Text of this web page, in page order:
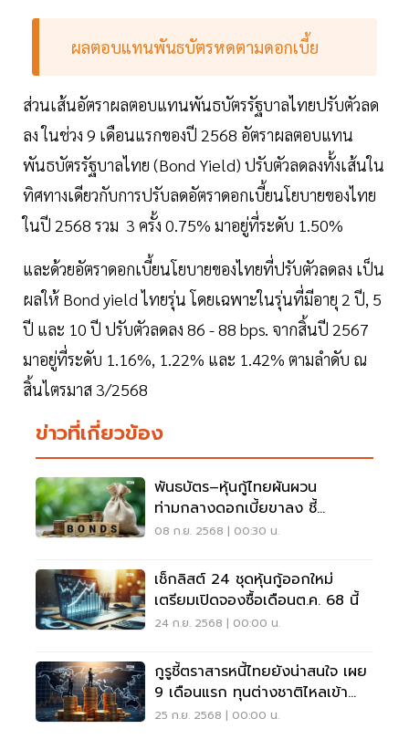
ผลตอบแทนพันธบัตรหดตามดอกเบี้ย
ส่วนเส้นอัตราผลตอบแทนพันธบัตรรัฐบาลไทยปรับตัวลด
ลง ในช่วง 9 เดือนแรกของปี 2568 อัตราผลตอบแทน
พันธบัตรรัฐบาลไทย (Bond Yield) ปรับตัวลดลงทั้งเส้นใน
ทิศทางเดียวกับการปรับลดอัตราดอกเบี้ยนโยบายของไทย
ในปี 2568 รวม 3 ครั้ง 0.75% มาอยู่ที่ระดับ 1.50%
และด้วยอัตราดอกเบี้ยนโยบายของไทยที่ปรับตัวลดลง เป็น
ผลให้ Bond yield ไทยรุ่น โดยเฉพาะในรุ่นที่มีอายุ 2 ปี, 5
ปี และ 10 ปี ปรับตัวลดลง 86 - 88 bps. จากสิ้นปี 2567
มาอยู่ที่ระดับ 1.16%, 1.22% และ 1.42% ตามลำดับ ณ
สิ้นไตรมาส 3/2568
ข่าวที่เกี่ยวข้อง
พันธบัตร–หุ้นกู้ไทยผันผวน
ท่ามกลางดอกเบี้ยขาลง ชี้
Investment Grade ยังเด่น
08 ก.ย. 2568 | 00:30 น.
เช็กลิสต์ 24 ชุดหุ้นกู้ออกใหม่
เตรียมเปิดจองซื้อเดือนต.ค. 68 นี้
24 ก.ย. 2568 | 00:00 น.
กูรูชี้ตราสารหนี้ไทยยังน่าสนใจ เผย
9 เดือนแรก ทุนต่างชาติไหลเข้า
3.2 หมื่นล้าน
25 ก.ย. 2568 | 00:00 น.